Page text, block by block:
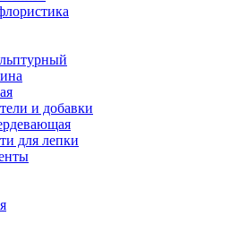
и добавки
для лепки